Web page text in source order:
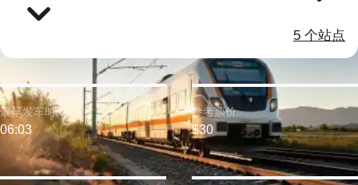
5 个站点
最早发车时间:
06:03
参考票价:
$30